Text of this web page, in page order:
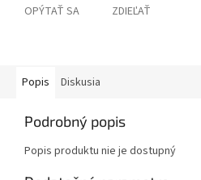
OPÝTAŤ SA ZDIEĽAŤ
Popis Diskusia
Podrobný popis
Popis produktu nie je dostupný